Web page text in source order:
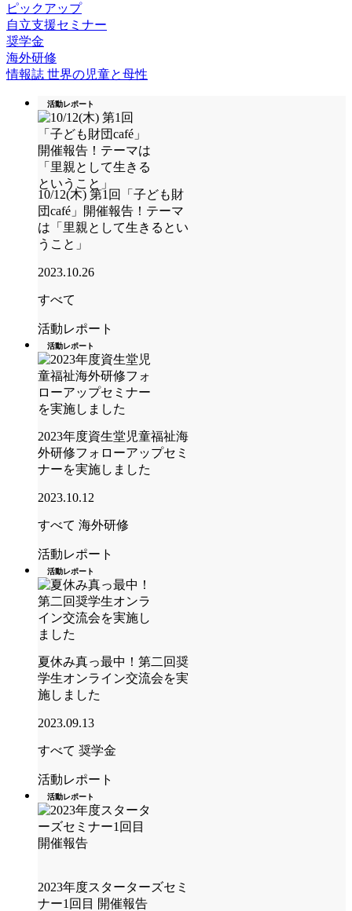
ピックアップ
自立支援セミナー
奨学金
海外研修
情報誌 世界の児童と母性
活動レポート
10/12(木) 第1回「子ども財
団café」開催報告！テーマ
は「里親として生きるとい
うこと」
2023.10.26
すべて
活動レポート
活動レポート
2023年度資生堂児童福祉海
外研修フォローアップセミ
ナーを実施しました
2023.10.12
すべて 海外研修
活動レポート
活動レポート
夏休み真っ最中！第二回奨
学生オンライン交流会を実
施しました
2023.09.13
すべて 奨学金
活動レポート
活動レポート
2023年度スターターズセミ
ナー1回目 開催報告